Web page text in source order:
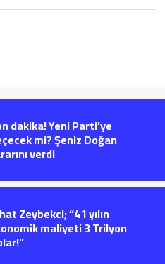
dakika! Yeni Parti’ye
mi? Şeniz Doğan
verdi
Zeybekci; “41 yılın
maliyeti 3 Trilyon